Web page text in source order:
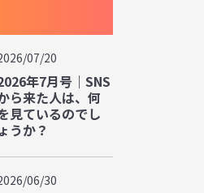
07/20
年7月号｜SNS
ら来た人は、何
見ているのでし
ょうか？
06/30